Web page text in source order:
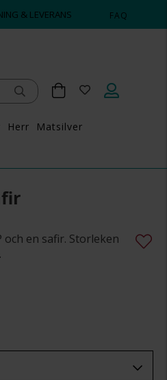
& LEVERANS FAQ
Herr
Matsilver
och en safir. Storleken